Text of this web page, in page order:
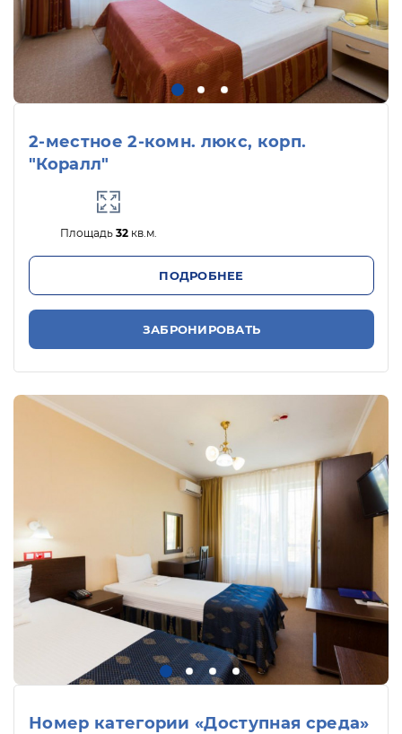
2-местное 2-комн. люкс, корп.
"Коралл"
Площадь 32кв.м.
ПОДРОБНЕЕ
ЗАБРОНИРОВАТЬ
Номер категории «Доступная среда»